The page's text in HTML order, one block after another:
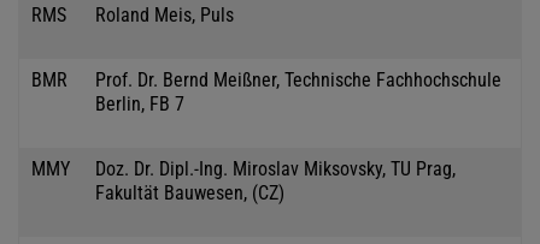
RMS Roland Meis, Puls
BMR
Prof. Dr. Bernd Meißner, Technische Fachhochschule
Berlin, FB 7
MMY
Doz. Dr. Dipl.-Ing. Miroslav Miksovsky, TU Prag,
Fakultät Bauwesen, (CZ)